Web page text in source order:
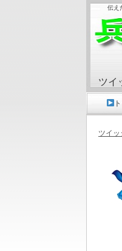
伝え
ツイ
ツイ